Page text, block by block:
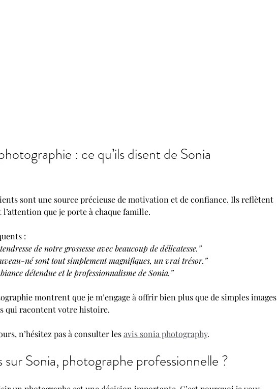
: ce qu’ils disent de Sonia
sont une source précieuse de motivation et de confiance. Ils reflètent
que je porte à chaque famille.
:
de notre grossesse avec beaucoup de délicatesse.”
né sont tout simplement magnifiques, un vrai trésor.”
détendue et le professionnalisme de Sonia.”
montrent que je m’engage à offrir bien plus que de simples images
qui racontent votre histoire.
n’hésitez pas à consulter les avis sonia photography.
sur Sonia, photographe professionnelle ?